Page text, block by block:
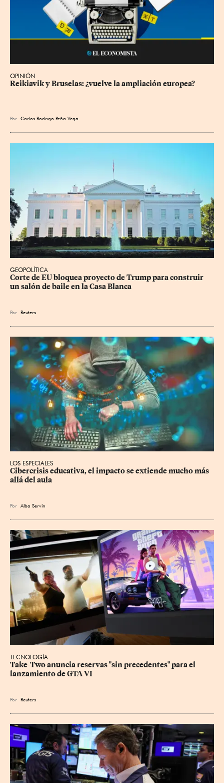
OPINIÓN
Reikiavik y Bruselas: ¿vuelve la ampliación europea?
Por Carlos Rodrigo Peña Vega
GEOPOLÍTICA
Corte de EU bloquea proyecto de Trump para construir
un salón de baile en la Casa Blanca
Por Reuters
LOS ESPECIALES
Cibercrisis educativa, el impacto se extiende mucho más
allá del aula
Por Alba Servín
TECNOLOGÍA
Take-Two anuncia reservas "sin precedentes" para el
lanzamiento de GTA VI
Por Reuters